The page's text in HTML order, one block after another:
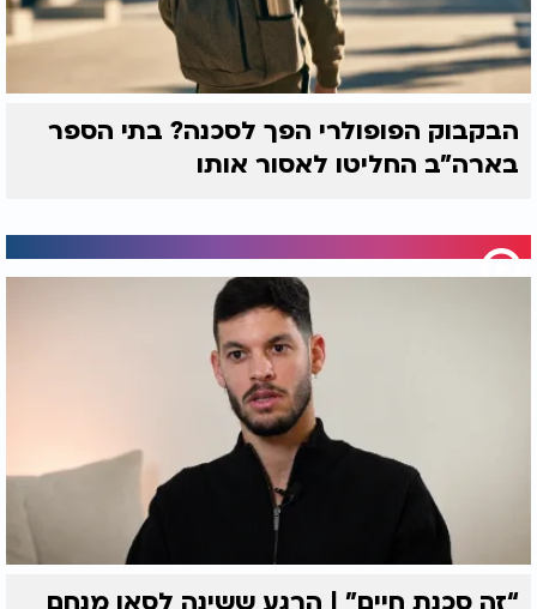
הבקבוק הפופולרי הפך לסכנה? בתי הספר
בארה"ב החליטו לאסור אותו